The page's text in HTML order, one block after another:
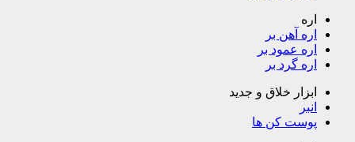
اره
اره آهن بر
اره عمود بر
اره گرد بر
ابزار خلاق و جدید
انبر
پوست کن ها